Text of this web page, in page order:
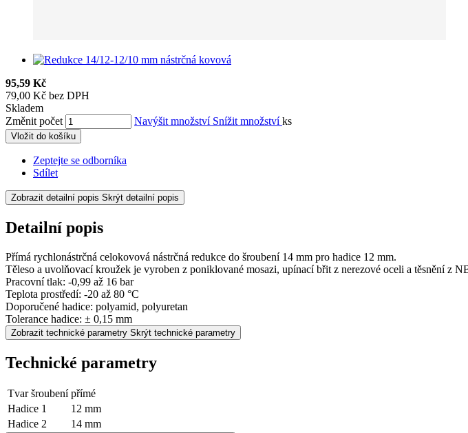
95,59 Kč
79,00 Kč bez DPH
Skladem
Změnit počet
Navýšit množství Snížit množstvíks
Vložit do košíku
Zeptejte se odborníka
Sdílet
Zobrazit detailní popis Skrýt detailní popis
Detailní popis
Přímá rychlonástrčná celokovová nástrčná redukce do šroubení 14 mm pro hadice 12 mm.
Těleso a uvolňovací kroužek je vyroben z poniklované mosazi, upínací břit z nerezové oceli a těsnění z
Pracovní tlak: -0,99 až 16 bar
Teplota prostředí: -20 až 80 °C
Doporučené hadice: polyamid, polyuretan
Tolerance hadice: ± 0,15 mm
Zobrazit technické parametry Skrýt technické parametry
Technické parametry
Tvar šroubení přímé
Hadice 1
12 mm
Hadice 2
14 mm